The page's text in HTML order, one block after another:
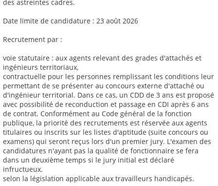
des astreintes cadres.
Date limite de candidature : 23 août 2026
Recrutement par :
voie statutaire : aux agents relevant des grades d'attachés et
ingénieurs territoriaux,
contractuelle pour les personnes remplissant les conditions leur
permettant de se présenter au concours externe d'attaché ou
d'ingénieur territorial. Dans ce cas, un CDD de 3 ans est proposé
avec possibilité de reconduction et passage en CDI après 6 ans
de contrat. Conformément au Code général de la fonction
publique, la priorité des recrutements est réservée aux agents
titulaires ou inscrits sur les listes d'aptitude (suite concours ou
examens) qui seront reçus lors d'un premier jury. L'examen des
candidatures n'ayant pas la qualité de fonctionnaire se fera
dans un deuxième temps si le jury initial est déclaré
infructueux.
selon la législation applicable aux travailleurs handicapés.